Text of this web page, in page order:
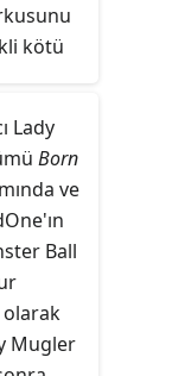
kötü
olan
sesleri
Lady
Born
ve
Ball
Mugler